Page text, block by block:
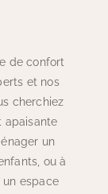
de confort
et nos
cherchiez
apaisante
un
ou à
un espace